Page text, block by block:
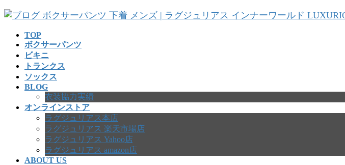
コ
ナ
TOP
ボクサーパンツ
ビキニ
トランクス
ソックス
BLOG
衣装協力実績
オンラインストア
ラグジュリアス本店
ラグジュリアス 楽天市場店
ラグジュリアス Yahoo店
ラグジュリアス amazon店
ABOUT US